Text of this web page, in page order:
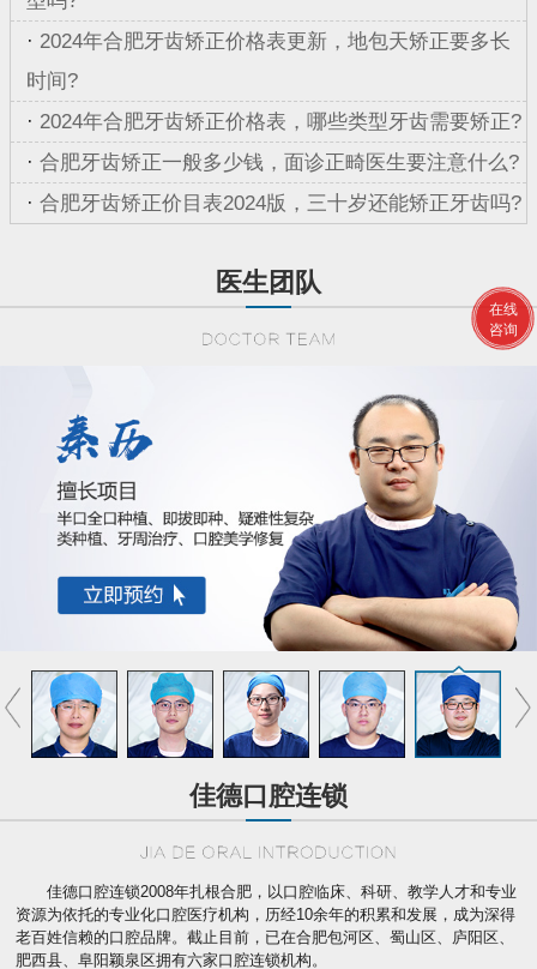
· 2024年合肥牙齿矫正价格表更新，地包天矫正要多长
时间?
· 2024年合肥牙齿矫正价格表，哪些类型牙齿需要矫正?
· 合肥牙齿矫正一般多少钱，面诊正畸医生要注意什么?
· 合肥牙齿矫正价目表2024版，三十岁还能矫正牙齿吗?
医生团队
佳德口腔连锁
佳德口腔连锁2008年扎根合肥，以口腔临床、科研、教学人才和专业
资源为依托的专业化口腔医疗机构，历经10余年的积累和发展，成为深得
老百姓信赖的口腔品牌。截止目前，已在合肥包河区、蜀山区、庐阳区、
肥西县、阜阳颖泉区拥有六家口腔连锁机构。
在线
咨询